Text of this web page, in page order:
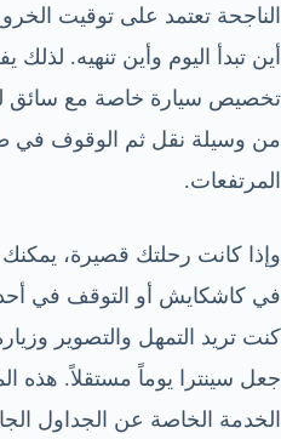
الناجحة تعتمد على توقيت
أين تبدأ اليوم وأين تنهيه.
تخصيص سيارة خاصة مع سائق
من وسيلة نقل ثم الوقوف في
المرتفعات.
وإذا كانت رحلتك قصيرة،
في كاشكايش أو التوقف في أحد
كنت تريد التمهل والتصوير
جعل سينترا يوماً مستقلاً. هذه
الخدمة الخاصة عن الجداول